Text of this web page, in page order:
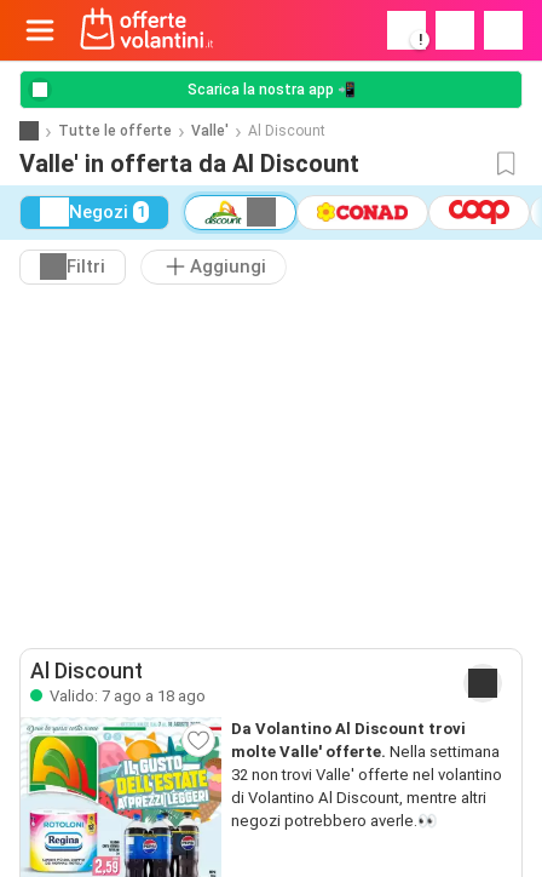
!
Scarica la nostra app 📲
Tutte le offerte Valle' Al Discount
Valle' in offerta da Al Discount
Negozi 1
Filtri Aggiungi
Al Discount
Valido: 7 ago a 18 ago
Da Volantino Al Discount trovi
molte Valle' offerte. Nella settimana
32 non trovi Valle' offerte nel volantino
di Volantino Al Discount, mentre altri
negozi potrebbero averle.👀